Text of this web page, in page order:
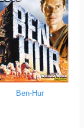
Ben-Hur